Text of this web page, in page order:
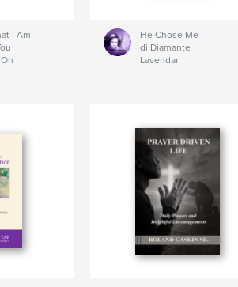
I Am
He Chose Me
di Diamante
Lavendar